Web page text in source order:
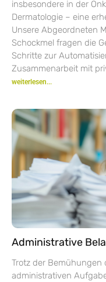
insbesondere in der
Dermatologie – eine
Unsere Abgeordneten
Schockmel fragen die
Schritte zur
Zusammenarbeit mit
weiterlesen...
Administrative
Trotz der Bemühungen
administrativen